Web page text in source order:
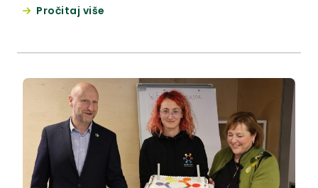
zagorske županije Željko Kolar, koji je još jednom
Pročitaj više